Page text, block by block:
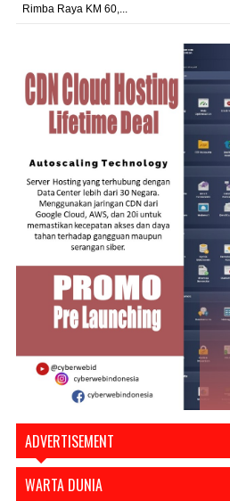
Rimba Raya KM 60,...
ADVERTISEMENT
WARTA DUNIA